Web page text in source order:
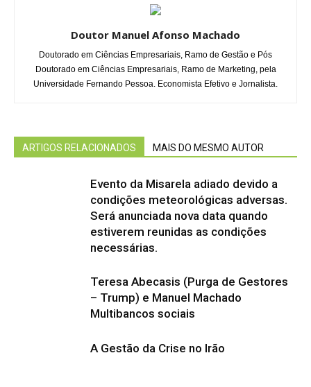
Doutor Manuel Afonso Machado
Doutorado em Ciências Empresariais, Ramo de Gestão e Pós
Doutorado em Ciências Empresariais, Ramo de Marketing, pela
Universidade Fernando Pessoa. Economista Efetivo e Jornalista.
ARTIGOS RELACIONADOS MAIS DO MESMO AUTOR
Evento da Misarela adiado devido a
condições meteorológicas adversas.
Será anunciada nova data quando
estiverem reunidas as condições
necessárias.
Teresa Abecasis (Purga de Gestores
– Trump) e Manuel Machado
Multibancos sociais
A Gestão da Crise no Irão